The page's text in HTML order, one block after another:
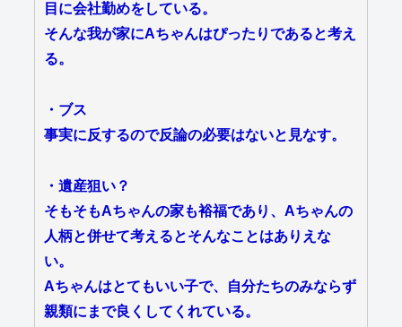
目に会社勤めをしている。
そんな我が家にAちゃんはぴったりであると考え
る。
・ブス
事実に反するので反論の必要はないと見なす。
・遺産狙い？
そもそもAちゃんの家も裕福であり、Aちゃんの
人柄と併せて考えるとそんなことはありえな
い。
Aちゃんはとてもいい子で、自分たちのみならず
親類にまで良くしてくれている。